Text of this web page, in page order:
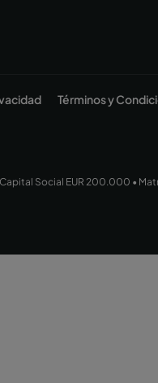
Términos y
Social EUR 200.000 •